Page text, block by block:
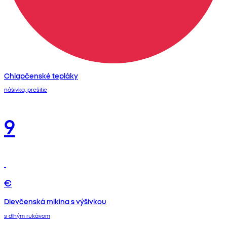
Chlapčenské tepláky
nášivka, prešitie
9
€
Dievčenská mikina s výšivkou
s dlhým rukávom